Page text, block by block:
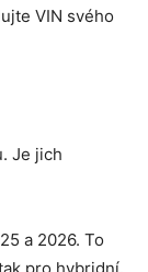
VIN svého
Je jich
a 2026. To